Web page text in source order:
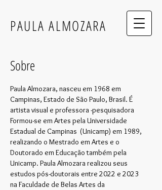
PAULA ALMOZARA
Sobre
Paula Almozara, nasceu em 1968 em
Campinas, Estado de São Paulo, Brasil. É
artista visual e professora -pesquisadora
Formou-se em Artes pela Universidade
Estadual de Campinas (Unicamp) em 1989,
realizando o Mestrado em Artes e o
Doutorado em Educação também pela
Unicamp. Paula Almozara realizou seus
estudos pós-doutorais entre 2022 e 2023
na Faculdade de Belas Artes da